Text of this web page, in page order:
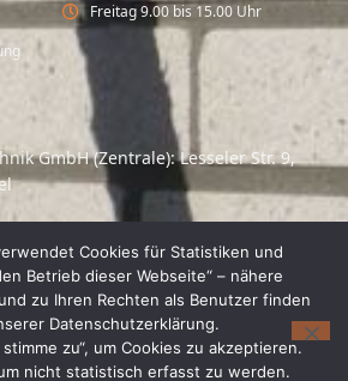
Freitag 9.00 bis 15.00 Uhr
GmbH (Zentrale): Lesseler Str. 9,
/ Minden: Osloer Straße 21 49377
Cookies für Statistiken und
Betrieb dieser Webseite“ – nähere
zu Ihren Rechten als Benutzer finden
Datenschutzerklärung.
stimme zu“, um Cookies zu akzeptieren.
nicht statistisch erfasst zu werden.